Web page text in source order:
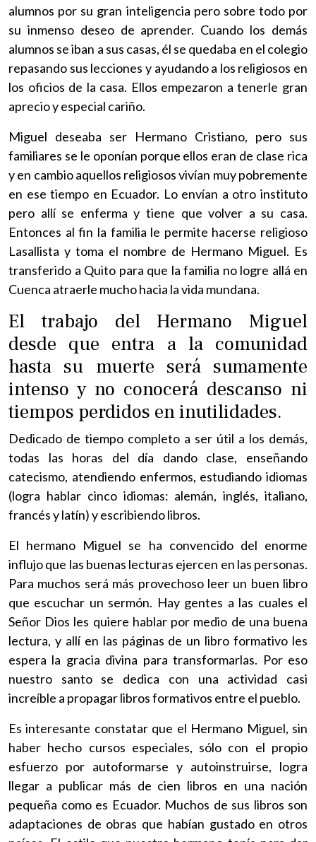
alumnos por su gran inteligencia pero sobre todo por
su inmenso deseo de aprender. Cuando los demás
alumnos se iban a sus casas, él se quedaba en el colegio
repasando sus lecciones y ayudando a los religiosos en
los oficios de la casa. Ellos empezaron a tenerle gran
aprecio y especial cariño.
Miguel deseaba ser Hermano Cristiano, pero sus
familiares se le oponían porque ellos eran de clase rica
y en cambio aquellos religiosos vivían muy pobremente
en ese tiempo en Ecuador. Lo envían a otro instituto
pero allí se enferma y tiene que volver a su casa.
Entonces al fin la familia le permite hacerse religioso
Lasallista y toma el nombre de Hermano Miguel. Es
transferido a Quito para que la familia no logre allá en
Cuenca atraerle mucho hacia la vida mundana.
El trabajo del Hermano Miguel
desde que entra a la comunidad
hasta su muerte será sumamente
intenso y no conocerá descanso ni
tiempos perdidos en inutilidades.
Dedicado de tiempo completo a ser útil a los demás,
todas las horas del día dando clase, enseñando
catecismo, atendiendo enfermos, estudiando idiomas
(logra hablar cinco idiomas: alemán, inglés, italiano,
francés y latín) y escribiendo libros.
El hermano Miguel se ha convencido del enorme
influjo que las buenas lecturas ejercen en las personas.
Para muchos será más provechoso leer un buen libro
que escuchar un sermón. Hay gentes a las cuales el
Señor Dios les quiere hablar por medio de una buena
lectura, y allí en las páginas de un libro formativo les
espera la gracia divina para transformarlas. Por eso
nuestro santo se dedica con una actividad casi
increíble a propagar libros formativos entre el pueblo.
Es interesante constatar que el Hermano Miguel, sin
haber hecho cursos especiales, sólo con el propio
esfuerzo por autoformarse y autoinstruirse, logra
llegar a publicar más de cien libros en una nación
pequeña como es Ecuador. Muchos de sus libros son
adaptaciones de obras que habían gustado en otros